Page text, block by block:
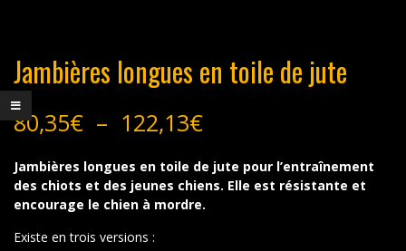
Jambières longues en toile de jute
80,35€ – 122,13€Plage
prix :
80,35€
à
122,13€
Jambières longues en toile de jute pour l’entraînement
des chiots et des jeunes chiens. Elle est résistante et
encourage le chien à mordre.
Existe en trois versions :